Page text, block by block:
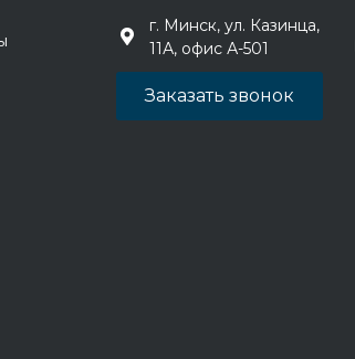
г. Минск, ул. Казинца,
11А, офис А-501
Заказать звонок